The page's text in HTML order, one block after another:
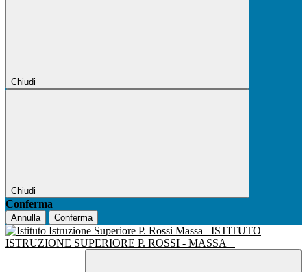
Chiudi
Chiudi
Conferma
Annulla Conferma
ISTITUTO
ISTRUZIONE SUPERIORE P. ROSSI - MASSA